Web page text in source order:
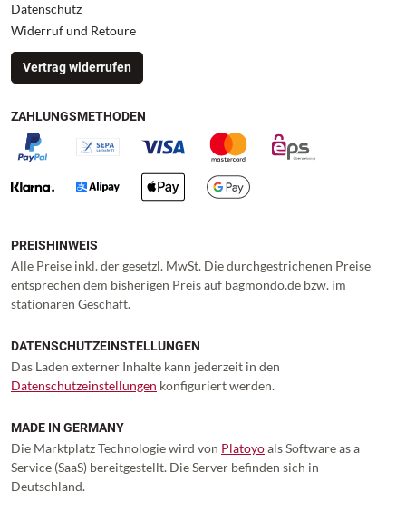
Datenschutz
Widerruf und Retoure
Vertrag widerrufen
ZAHLUNGSMETHODEN
PREISHINWEIS
Alle Preise inkl. der gesetzl. MwSt. Die durchgestrichenen Preise
entsprechen dem bisherigen Preis auf bagmondo.de bzw. im
stationären Geschäft.
DATENSCHUTZEINSTELLUNGEN
Das Laden externer Inhalte kann jederzeit in den
Datenschutzeinstellungen konfiguriert werden.
MADE IN GERMANY
Die Marktplatz Technologie wird von Platoyoals Software as a
Service (SaaS) bereitgestellt. Die Server befinden sich in
Deutschland.